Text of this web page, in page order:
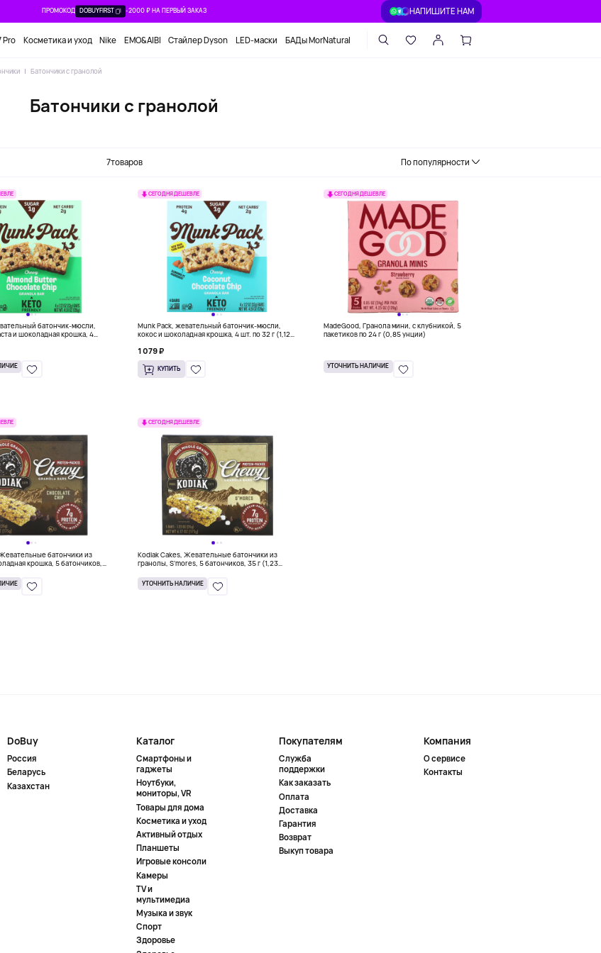
ПРОМОКОД DOBUYFIRST -2000 ₽ НА ПЕРВЫЙ ЗАКАЗ НАПИШИТЕ НАМ
Pro Косметика и уход Nike EMO&AIBI Стайлер Dyson LED-маски БАДы MorNatural
Батончики с гранолой
Батончики с гранолой
7товаров По популярности
батончик-мюсли,
и шоколадная крошка, 4
СЕГОДНЯ ДЕШЕВЛЕ
Munk Pack, жевательный батончик-мюсли,
кокос и шоколадная крошка, 4 шт. по 32 г (1,12
1 079 ₽
КУПИТЬ
СЕГОДНЯ ДЕШЕВЛЕ
MadeGood, Гранола мини, с клубникой, 5
пакетиков по 24 г (0,85 унции)
УТОЧНИТЬ НАЛИЧИЕ
батончики из
крошка, 5 батончиков,
СЕГОДНЯ ДЕШЕВЛЕ
Kodiak Cakes, Жевательные батончики из
гранолы, S'mores, 5 батончиков, 35 г (1,23
УТОЧНИТЬ НАЛИЧИЕ
DoBuy
Россия
Беларусь
Казахстан
Каталог
Смартфоны и
гаджеты
Ноутбуки,
мониторы, VR
Товары для дома
Косметика и уход
Активный отдых
Планшеты
Игровые консоли
Камеры
TV и
мультимедиа
Музыка и звук
Спорт
Здоровье
Покупателям
Служба
поддержки
Как заказать
Оплата
Доставка
Гарантия
Возврат
Выкуп товара
Компания
О сервисе
Контакты